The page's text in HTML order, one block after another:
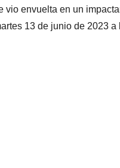
vio envuelta en un
13 de junio de 2023